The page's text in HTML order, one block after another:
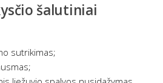
šalutiniai
sutrikimas;